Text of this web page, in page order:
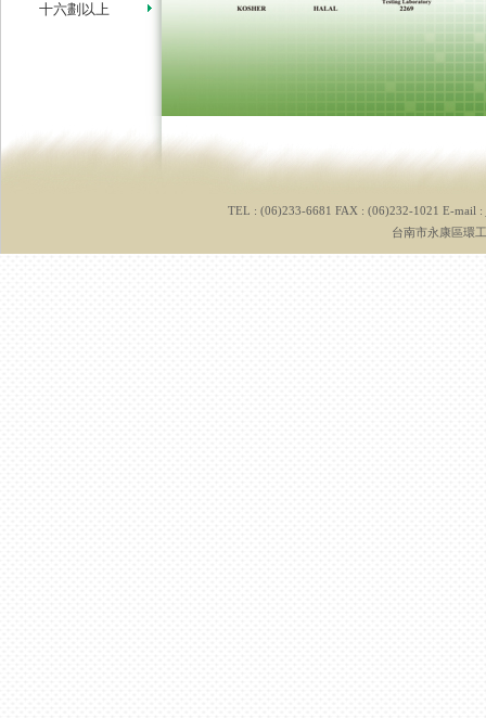
十六劃以上
TEL : (06)233-6681 FAX : (06)232-1021 E-mail :
台南市永康區環